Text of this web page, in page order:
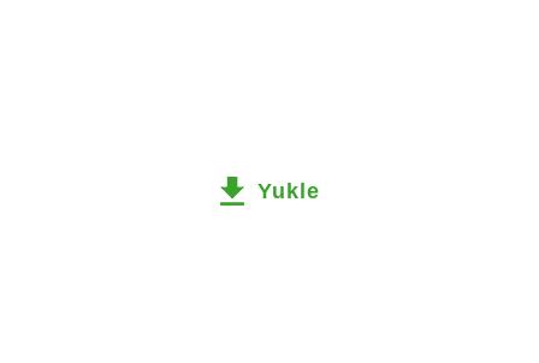
Yukle